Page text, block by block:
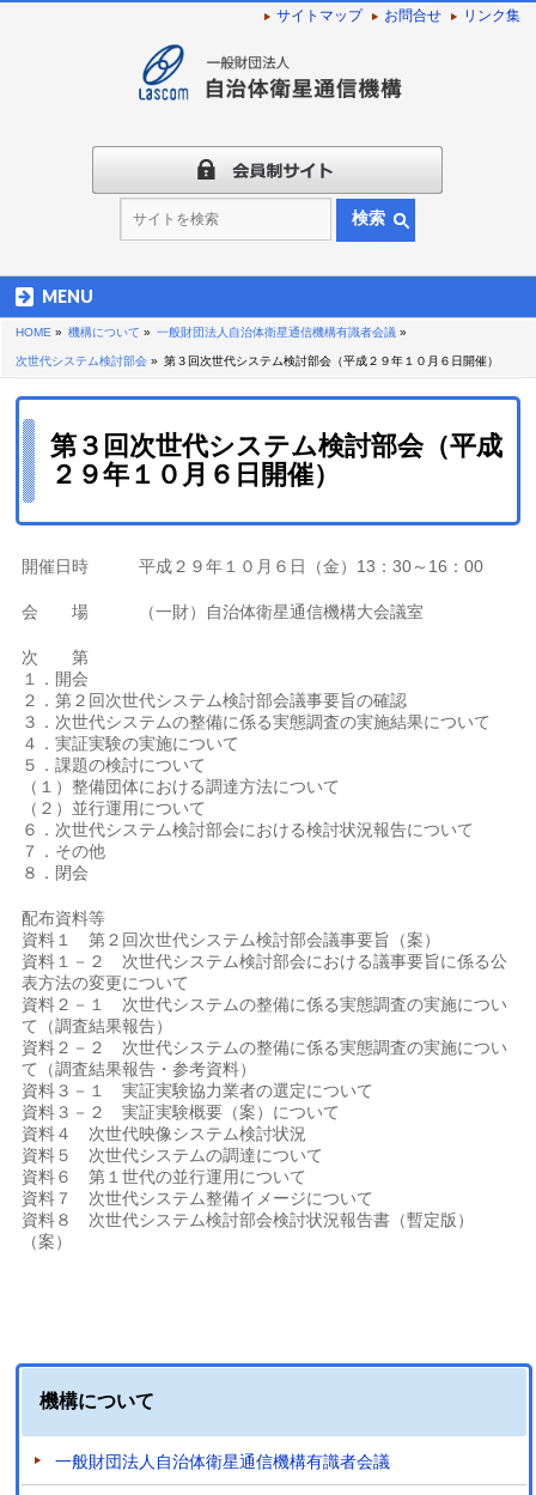
サイトマップ お問合せ リンク集
検索
MENU
HOME » 機構について » 一般財団法人自治体衛星通信機構有識者会議 »
次世代システム検討部会 » 第３回次世代システム検討部会（平成２９年１０月６日開催）
第３回次世代システム検討部会（平成
２９年１０月６日開催）
開催日時 平成２９年１０月６日（金）13：30～16：00
会 場 （一財）自治体衛星通信機構大会議室
次 第
１．開会
２．第２回次世代システム検討部会議事要旨の確認
３．次世代システムの整備に係る実態調査の実施結果について
４．実証実験の実施について
５．課題の検討について
（１）整備団体における調達方法について
（２）並行運用について
６．次世代システム検討部会における検討状況報告について
７．その他
８．閉会
配布資料等
資料１ 第２回次世代システム検討部会議事要旨（案）
資料１－２ 次世代システム検討部会における議事要旨に係る公
表方法の変更について
資料２－１ 次世代システムの整備に係る実態調査の実施につい
て（調査結果報告）
資料２－２ 次世代システムの整備に係る実態調査の実施につい
て（調査結果報告・参考資料）
資料３－１ 実証実験協力業者の選定について
資料３－２ 実証実験概要（案）について
資料４ 次世代映像システム検討状況
資料５ 次世代システムの調達について
資料６ 第１世代の並行運用について
資料７ 次世代システム整備イメージについて
資料８ 次世代システム検討部会検討状況報告書（暫定版）
（案）
機構について
一般財団法人自治体衛星通信機構有識者会議